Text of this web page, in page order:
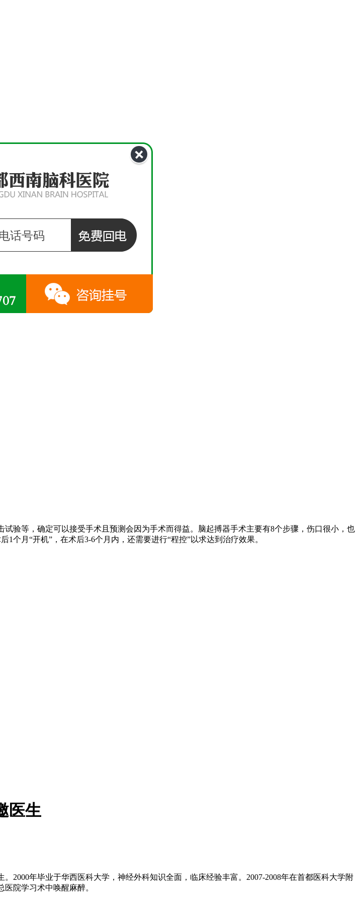
验等，确定可以接受手术且预测会因为手术而得益。脑起搏器手术主要有8个步骤，伤口很小，也
个月“开机”，在术后3-6个月内，还需要进行“程控”以求达到治疗效果。
医生
2000年毕业于华西医科大学，神经外科知识全面，临床经验丰富。2007-2008年在首都医科大学附
院学习术中唤醒麻醉。